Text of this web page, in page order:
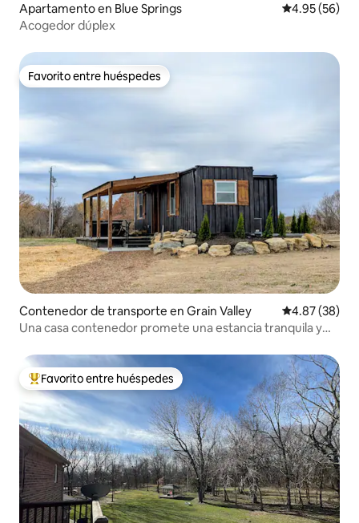
Apartamento en Blue Springs Calificación
4.95 (56)
Acogedor dúplex
Favorito entre huéspedes
Favorito entre huéspedes
Contenedor de transporte en Grain Valley Calificación
4.87 (38)
Una casa contenedor promete una estancia tranquila y
Favorito entre huéspedes preferido
Favorito entre huéspedes